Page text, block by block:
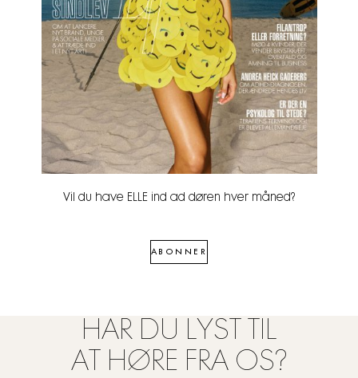
Vil du have ELLE ind ad døren hver måned?
ABONNER
HAR DU LYST TIL
AT HØRE FRA OS?